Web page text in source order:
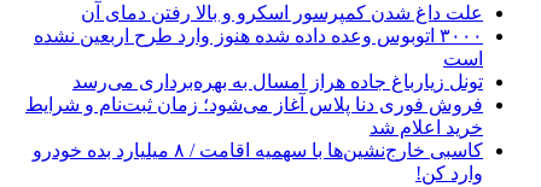
علت داغ شدن کمپرسور اسکرو و بالا رفتن دمای آن
۳۰۰۰ اتوبوس وعده داده شده هنوز وارد طرح اربعین نشده
است
تونل زیارباغ جاده هراز امسال به بهره‌برداری می‌رسد
فروش فوری دنا پلاس آغاز می‌شود؛ زمان ثبت‌نام و شرایط
خرید اعلام شد
کاسبی خارج‌نشین‌ها با سهمیه اقامت / ۸ میلیارد بده خودرو
وارد کن!